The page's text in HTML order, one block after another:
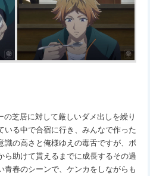
芝居に対して厳しいダメ出しを繰り
いる中で合宿に行き、みんなで作った
識の高さと俺様ゆえの毒舌ですが、ボ
ら助けて貰えるまでに成長するその過
青春のシーンで、ケンカをしながらも